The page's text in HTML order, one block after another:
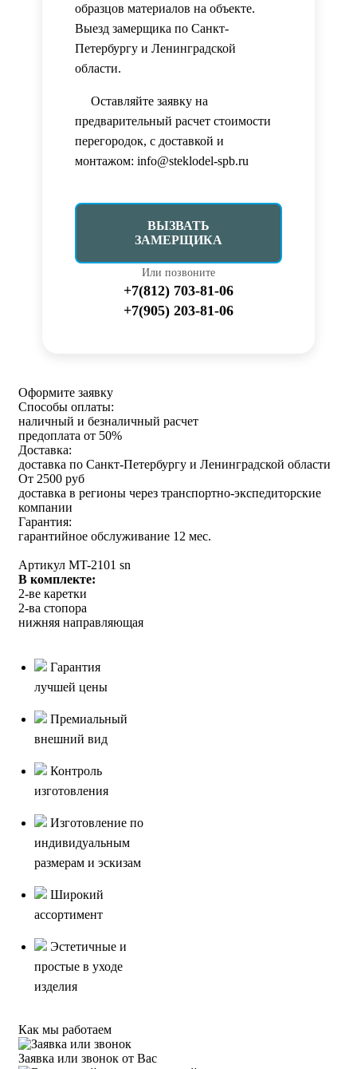
образцов материалов на объекте.
Выезд замерщика по Санкт-
Петербургу и Ленинградской
области.
Оставляйте заявку на
предварительный расчет стоимости
перегородок, с доставкой и
монтажом: info@steklodel-spb.ru
ВЫЗВАТЬ
ЗАМЕРЩИКА
Или позвоните
+7(812) 703-81-06
+7(905) 203-81-06
Способы оплаты:
наличный и безналичный расчет
предоплата от 50%
Доставка:
доставка по Санкт-Петербургу и Ленинградской области
От 2500 руб
доставка в регионы через транспортно-экспедиторские
компании
Гарантия:
гарантийное обслуживание 12 мес.
Оформите заявку
Артикул MT-2101 sn
В комплекте:
2-ве каретки
2-ва стопора
нижняя направляющая
Гарантия
лучшей цены
Премиальный
внешний вид
Контроль
изготовления
Изготовление по
индивидуальным
размерам и эскизам
Широкий
ассортимент
Эстетичные и
простые в уходе
изделия
Как мы работаем
Заявка или звонок от Вас